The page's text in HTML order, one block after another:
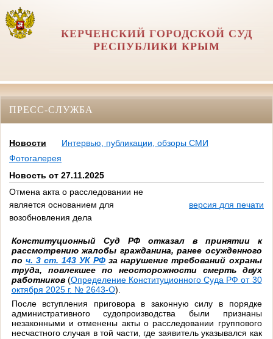
КЕРЧЕНСКИЙ ГОРОДСКОЙ СУД
РЕСПУБЛИКИ КРЫМ
ПРЕСС-СЛУЖБА
Новости
Интервью, публикации, обзоры СМИ
Фотогалерея
Новость от 27.11.2025
Отмена акта о расследовании не
является основанием для
возобновления дела
версия для печати
Конституционный Суд РФ отказал в принятии к
рассмотрению жалобы гражданина, ранее осужденного
по ч. 3 ст. 143 УК РФ за нарушение требований охраны
труда, повлекшее по неосторожности смерть двух
работников(Определение Конституционного Суда РФ от 30
октября 2025 г. № 2643-О).
После вступления приговора в законную силу в порядке
административного судопроизводства были признаны
незаконными и отменены акты о расследовании группового
несчастного случая в той части, где заявитель указывался как